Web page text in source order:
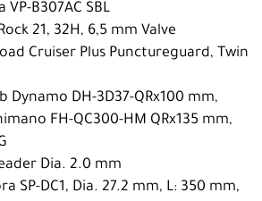
VP-B307AC SBL
21, 32H, 6,5 mm Valve
Cruiser Plus Punctureguard, Twin
Dynamo DH-3D37-QRx100 mm,
FH-QC300-HM QRx135 mm,
Dia. 2.0 mm
SP-DC1, Dia. 27.2 mm, L: 350 mm,